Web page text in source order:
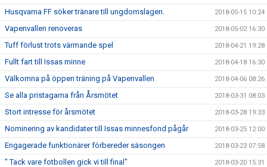
Husqvarna FF söker tränare till ungdomslagen. 2018-05-15 10:24
Vapenvallen renoveras 2018-05-02 16:30
Tuff förlust trots värmande spel 2018-04-21 19:28
Fullt fart till Issas minne 2018-04-18 16:30
Välkomna på öppen träning på Vapenvallen 2018-04-06 08:26
Se alla pristagarna från Årsmötet 2018-03-31 08:03
Stort intresse för årsmötet 2018-03-28 19:33
Nominering av kandidater till Issas minnesfond pågår 2018-03-25 12:00
Engagerade funktionärer förbereder säsongen 2018-03-23 07:58
" Tack vare fotbollen gick vi till final" 2018-03-20 15:31